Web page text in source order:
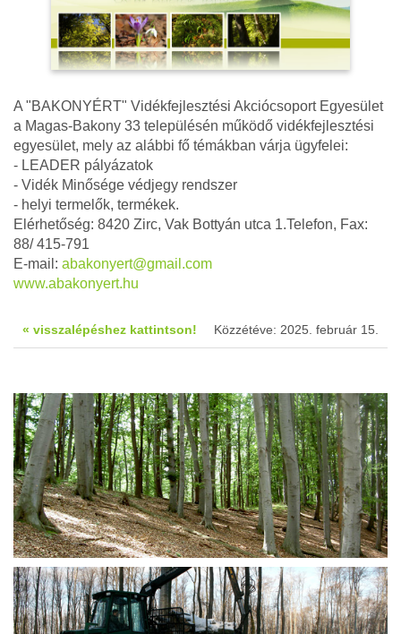
A "BAKONYÉRT" Vidékfejlesztési Akciócsoport Egyesület
a Magas-Bakony 33 településén működő vidékfejlesztési
egyesület, mely az alábbi fő témákban várja ügyfelei:
- LEADER pályázatok
- Vidék Minősége védjegy rendszer
- helyi termelők, termékek.
Elérhetőség: 8420 Zirc, Vak Bottyán utca 1.Telefon, Fax:
88/ 415-791
E-mail: abakonyert@gmail.com
www.abakonyert.hu
« visszalépéshez kattintson! Közzétéve: 2025. február 15.